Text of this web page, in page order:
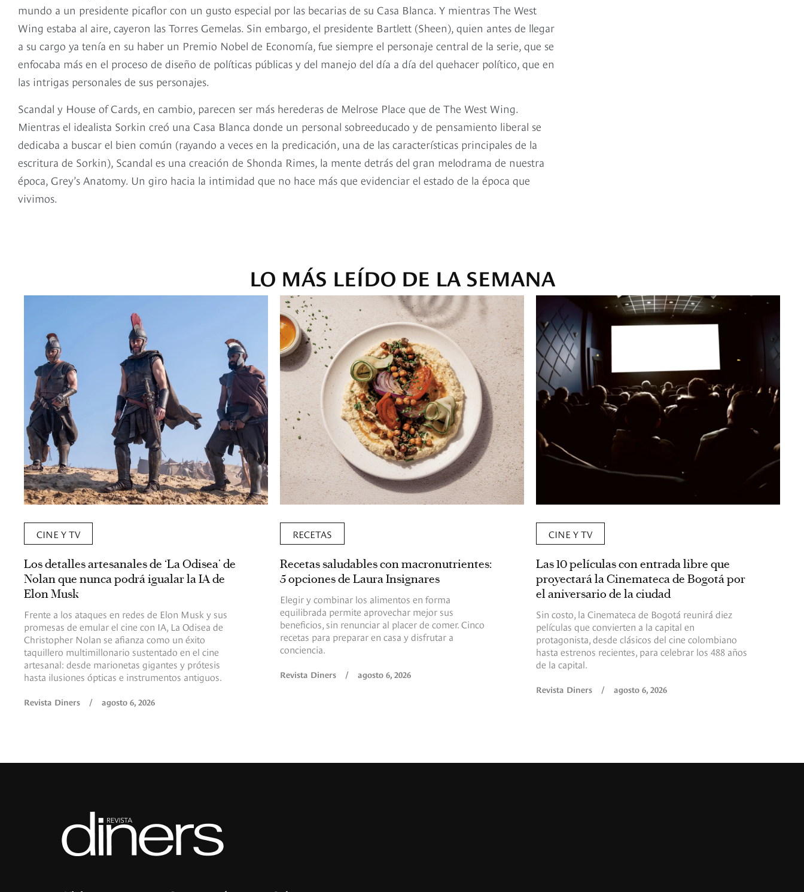
mundo a un presidente picaflor con un gusto especial por las becarias de su Casa Blanca. Y mientras The West
Wing estaba al aire, cayeron las Torres Gemelas. Sin embargo, el presidente Bartlett (Sheen), quien antes de llegar
a su cargo ya tenía en su haber un Premio Nobel de Economía, fue siempre el personaje central de la serie, que se
enfocaba más en el proceso de diseño de políticas públicas y del manejo del día a día del quehacer político, que en
las intrigas personales de sus personajes.
Scandal y House of Cards, en cambio, parecen ser más herederas de Melrose Place que de The West Wing.
Mientras el idealista Sorkin creó una Casa Blanca donde un personal sobreeducado y de pensamiento liberal se
dedicaba a buscar el bien común (rayando a veces en la predicación, una de las características principales de la
escritura de Sorkin), Scandal es una creación de Shonda Rimes, la mente detrás del gran melodrama de nuestra
época, Grey’s Anatomy. Un giro hacia la intimidad que no hace más que evidenciar el estado de la época que
vivimos.
LO MÁS LEÍDO DE LA SEMANA
CINE Y TV
Los detalles artesanales de ‘La Odisea’ de
Nolan que nunca podrá igualar la IA de
Elon Musk
Frente a los ataques en redes de Elon Musk y sus
promesas de emular el cine con IA, La Odisea de
Christopher Nolan se afianza como un éxito
taquillero multimillonario sustentado en el cine
artesanal: desde marionetas gigantes y prótesis
hasta ilusiones ópticas e instrumentos antiguos.
Revista Diners / agosto 6, 2026
RECETAS
Recetas saludables con macronutrientes:
5 opciones de Laura Insignares
Elegir y combinar los alimentos en forma
equilibrada permite aprovechar mejor sus
beneficios, sin renunciar al placer de comer. Cinco
recetas para preparar en casa y disfrutar a
conciencia.
Revista Diners / agosto 6, 2026
CINE Y TV
Las 10 películas con entrada libre que
proyectará la Cinemateca de Bogotá por
el aniversario de la ciudad
Sin costo, la Cinemateca de Bogotá reunirá diez
películas que convierten a la capital en
protagonista, desde clásicos del cine colombiano
hasta estrenos recientes, para celebrar los 488 años
de la capital.
Revista Diners / agosto 6, 2026